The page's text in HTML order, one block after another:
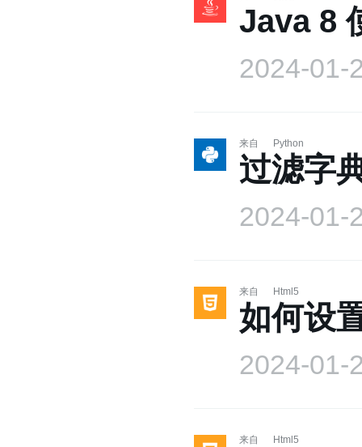
Java 8
2024-01-
来自 Python
过滤字
2024-01-
来自 Html5
如何设
2024-01-
来自 Html5